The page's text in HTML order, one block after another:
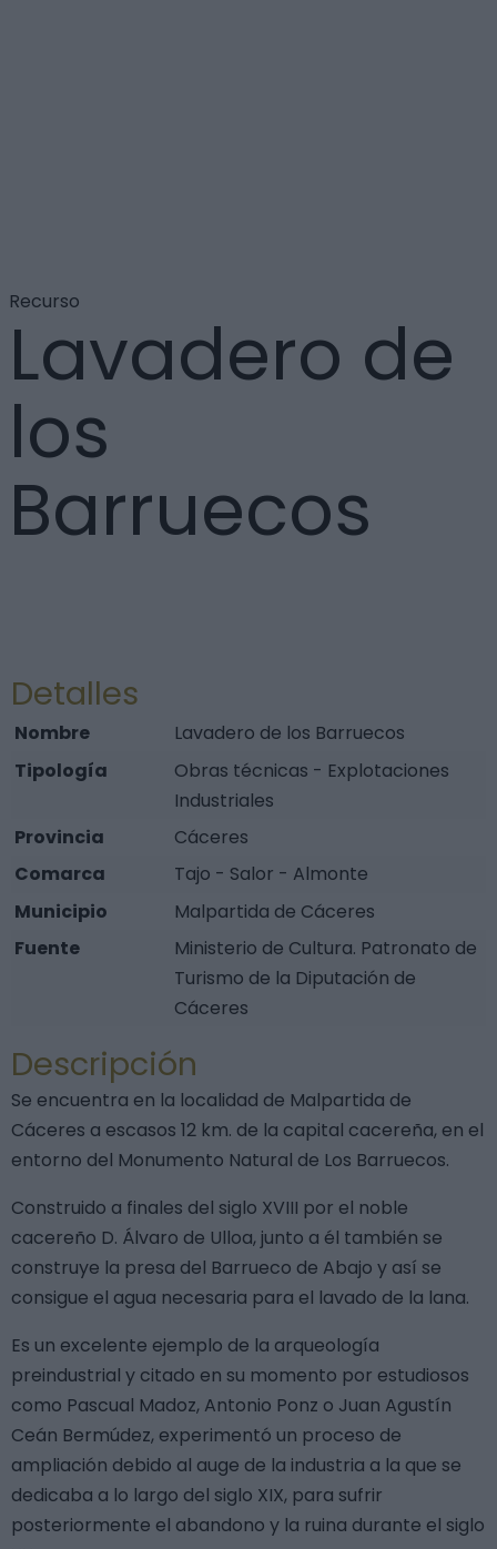
Recurso
Lavadero de
los
Barruecos
Detalles
Nombre
Lavadero de los Barruecos
Tipología
Obras técnicas - Explotaciones
Industriales
Provincia
Cáceres
Comarca
Tajo - Salor - Almonte
Municipio
Malpartida de Cáceres
Fuente
Ministerio de Cultura. Patronato de
Turismo de la Diputación de
Cáceres
Descripción
Se encuentra en la localidad de Malpartida de
Cáceres a escasos 12 km. de la capital cacereña, en el
entorno del Monumento Natural de Los Barruecos.
Construido a finales del siglo XVIII por el noble
cacereño D. Álvaro de Ulloa, junto a él también se
construye la presa del Barrueco de Abajo y así se
consigue el agua necesaria para el lavado de la lana.
Es un excelente ejemplo de la arqueología
preindustrial y citado en su momento por estudiosos
como Pascual Madoz, Antonio Ponz o Juan Agustín
Ceán Bermúdez, experimentó un proceso de
ampliación debido al auge de la industria a la que se
dedicaba a lo largo del siglo XIX, para sufrir
posteriormente el abandono y la ruina durante el siglo